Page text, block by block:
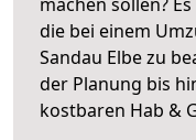
die bei einem
Sandau Elbe zu
der Planung bis
kostbaren Hab &